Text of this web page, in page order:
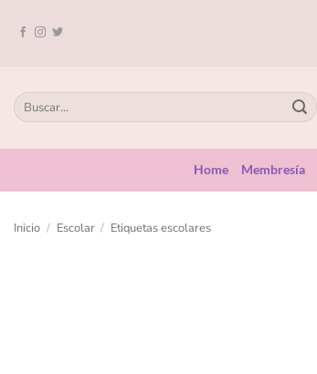
Home Membresía
Inicio / Escolar / Etiquetas escolares